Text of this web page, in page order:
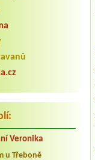
Veronika
u Třeboně